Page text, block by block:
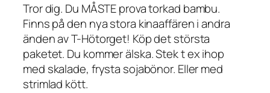
Tror dig. Du MÅSTE prova torkad bambu.
Finns på den nya stora kinaaffären i andra
änden av T-Hötorget! Köp det största
paketet. Du kommer älska. Stek t ex ihop
med skalade, frysta sojabönor. Eller med
strimlad kött.